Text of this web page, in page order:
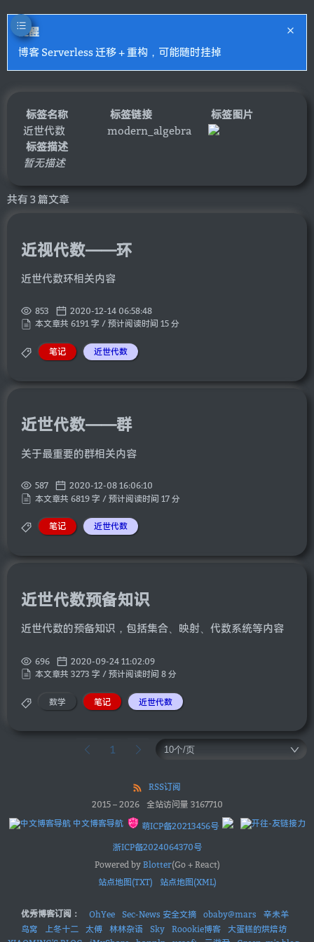
提醒
博客 Serverless 迁移 + 重构，可能随时挂掉
标签名称 标签链接
标签图片
近世代数
modern_algebra
标签描述
暂无描述
共有 3 篇文章
近视代数——环
近世代数环相关内容
853
2020-12-14 06:58:48
本文章共 6191 字 / 预计阅读时间 15 分
笔记 近世代数
近世代数——群
关于最重要的群相关内容
587
2020-12-08 16:06:10
本文章共 6819 字 / 预计阅读时间 17 分
笔记 近世代数
近世代数预备知识
近世代数的预备知识，包括集合、映射、代数系统等内容
696
2020-09-24 11:02:09
本文章共 3273 字 / 预计阅读时间 8 分
数学 笔记 近世代数
1
RSS订阅
2015– 2026 全站访问量 3167710
中文博客导航
萌ICP备20213456号
浙ICP备2024064370号
Powered by Blotter(Go + React)
站点地图(TXT)
站点地图(XML)
优秀博客订阅： OhYee Sec-News 安全文摘 obaby@mars
辛未羊
鸟窝
上冬十二 太傅 林林杂语 Sky Roookie博客
大蛋糕的烘焙坊